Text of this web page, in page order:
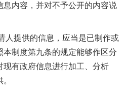
内容，并对不予公开的内容说
人提供的信息，应当是已制作或
制度第九条的规定能够作区分
有政府信息进行加工、分析